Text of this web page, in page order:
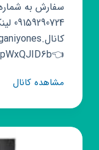
👈https://nshn.ir/rbQpWxQJID6b
مشاهده کانالکانال